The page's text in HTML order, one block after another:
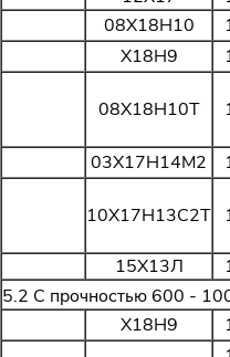
08Х18Н10
Х18Н9
08Х18Н10Т
03Х17Н14М2
10Х17Н13С2Т
15Х13Л
5.2 С прочностью 600 -
Х18Н9
Логин